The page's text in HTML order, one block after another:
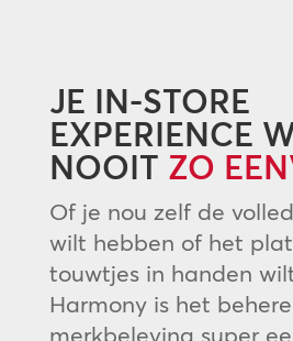
JE IN-STORE
EXPERIENCE
NOOIT ZO
Of je nou zelf de
wilt hebben of het
touwtjes in handen
Harmony is het
merkbeleving super